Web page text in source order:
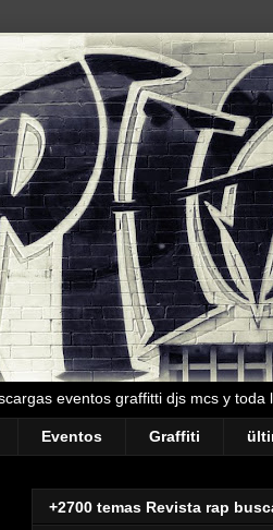
eventos graffitti djs mcs y
Eventos Graffiti
+2700 temas Revista rap